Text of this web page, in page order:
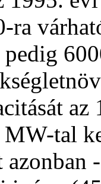
ra
MW-tal